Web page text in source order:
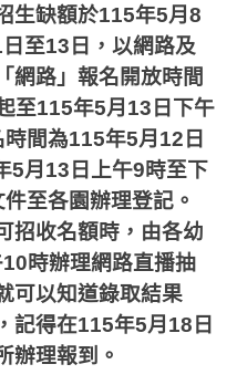
生缺額於115年5月8
日至13 日，以網路及
網路」報名開放時間
至115年5月 13 日下午
時間為115年5月 12 日
5月 13 日上午9時至下
至各園辦理登記。
招收名額時，由各幼
10時辦理網路直播抽
可以知道錄取結果
記得在115年5月 18 日
辦理報到。